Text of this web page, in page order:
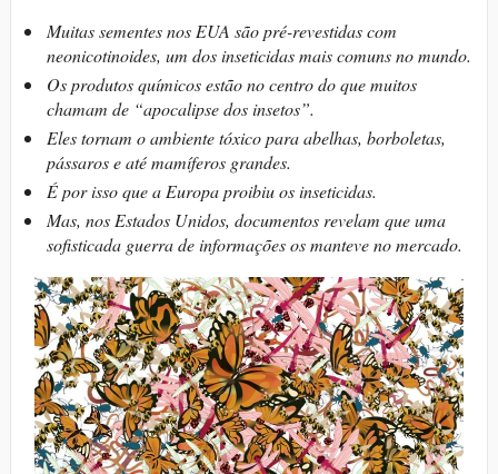
Muitas sementes nos EUA são pré-revestidas com
neonicotinoides, um dos inseticidas mais comuns no mundo.
Os produtos químicos estão no centro do que muitos
chamam de “apocalipse dos insetos”.
Eles tornam o ambiente tóxico para abelhas, borboletas,
pássaros e até mamíferos grandes.
É por isso que a Europa proibiu os inseticidas.
Mas, nos Estados Unidos, documentos revelam que uma
sofisticada guerra de informações os manteve no mercado.